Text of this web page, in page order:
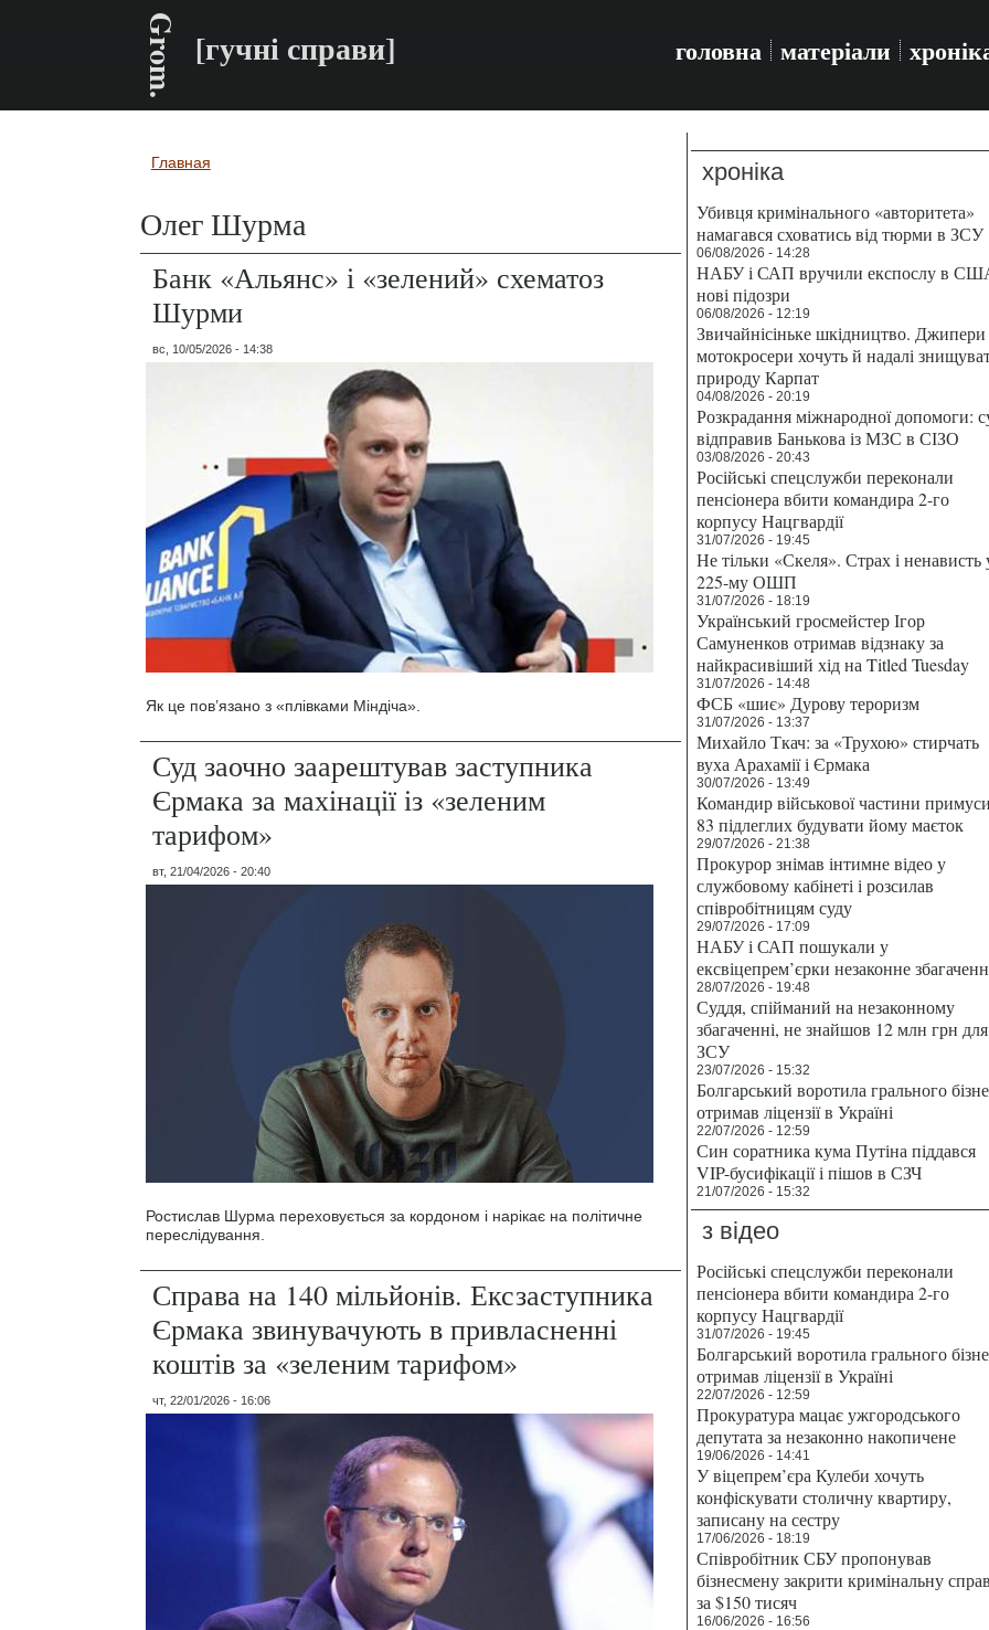
Grom. [гучні справи] головна матеріали
Вы здесь
Главная
Олег Шурма
Банк «Альянс» і «зелений» схематоз
Шурми
вс, 10/05/2026 - 14:38
Як це пов’язано з «плівками Міндіча».
Суд заочно заарештував заступника
Єрмака за махінації із «зеленим
тарифом»
вт, 21/04/2026 - 20:40
Ростислав Шурма переховується за кордоном і нарікає на політичне
переслідування.
Справа на 140 мільйонів. Ексзаступника
Єрмака звинувачують в привласненні
коштів за «зеленим тарифом»
чт, 22/01/2026 - 16:06
хроніка
Убивця кримінального «авторитета»
намагався сховатись від тюрми в ЗСУ
06/08/2026 - 14:28
НАБУ і САП вручили експослу в
нові підозри
06/08/2026 - 12:19
Звичайнісіньке шкідництво. Джипери
мотокросери хочуть й надалі
природу Карпат
04/08/2026 - 20:19
Розкрадання міжнародної допомоги:
відправив Банькова із МЗС в СІЗО
03/08/2026 - 20:43
Російські спецслужби переконали
пенсіонера вбити командира 2-го
корпусу Нацгвардії
31/07/2026 - 19:45
Не тільки «Скеля». Страх і ненависть
225-му ОШП
31/07/2026 - 18:19
Український гросмейстер Ігор
Самуненков отримав відзнаку за
найкрасивіший хід на Titled Tuesday
31/07/2026 - 14:48
ФСБ «шиє» Дурову тероризм
31/07/2026 - 13:37
Михайло Ткач: за «Трухою» стирчать
вуха Арахамії і Єрмака
30/07/2026 - 13:49
Командир військової частини
83 підлеглих будувати йому маєток
29/07/2026 - 21:38
Прокурор знімав інтимне відео у
службовому кабінеті і розсилав
співробітницям суду
29/07/2026 - 17:09
НАБУ і САП пошукали у
ексвіцепрем’єрки незаконне
28/07/2026 - 19:48
Суддя, спійманий на незаконному
збагаченні, не знайшов 12 млн грн для
ЗСУ
23/07/2026 - 15:32
Болгарський воротила грального
отримав ліцензії в Україні
22/07/2026 - 12:59
Син соратника кума Путіна піддався
VIP-бусифікації і пішов в СЗЧ
21/07/2026 - 15:32
з відео
Російські спецслужби переконали
пенсіонера вбити командира 2-го
корпусу Нацгвардії
31/07/2026 - 19:45
Болгарський воротила грального
отримав ліцензії в Україні
22/07/2026 - 12:59
Прокуратура мацає ужгородського
депутата за незаконно накопичене
19/06/2026 - 14:41
У віцепрем’єра Кулеби хочуть
конфіскувати столичну квартиру,
записану на сестру
17/06/2026 - 18:19
Співробітник СБУ пропонував
бізнесмену закрити кримінальну
за $150 тисяч
16/06/2026 - 16:56